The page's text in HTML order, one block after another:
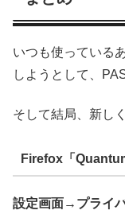
いつも使っている
しようとして、
そして結局、新し
Firefox「
設定画面→プライ